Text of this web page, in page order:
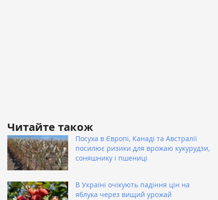
Читайте також
Посуха в Європі, Канаді та Австралії
посилює ризики для врожаю кукурудзи,
соняшнику і пшениці
В Україні очікують падіння цін на
яблука через вищий урожай